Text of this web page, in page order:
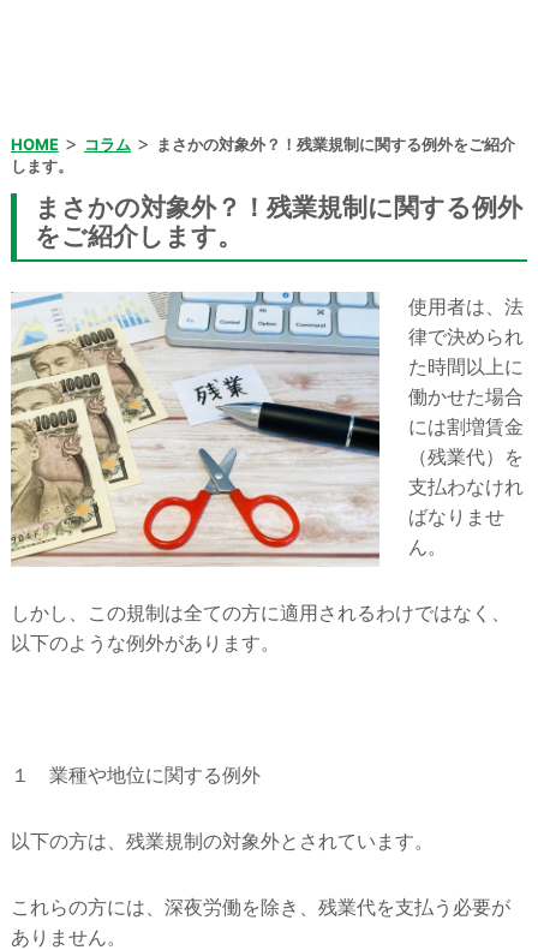
HOME> コラム >
まさかの対象外？！残業規制に関する例外をご紹介
します。
まさかの対象外？！残業規制に関する例外
をご紹介します。
使用者は、法
律で決められ
た時間以上に
働かせた場合
には割増賃金
（残業代）を
支払わなけれ
ばなりませ
ん。
しかし、この規制は全ての方に適用されるわけではなく、
以下のような例外があります。
１ 業種や地位に関する例外
以下の方は、残業規制の対象外とされています。
これらの方には、深夜労働を除き、残業代を支払う必要が
ありません。